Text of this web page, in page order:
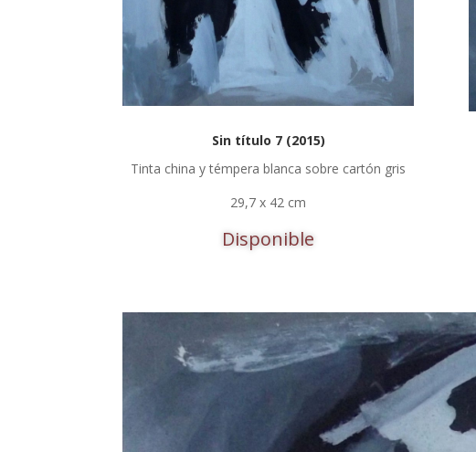
Sin título 7 (2015)
Tinta china y témpera blanca sobre cartón gris
29,7 x 42 cm
Disponible